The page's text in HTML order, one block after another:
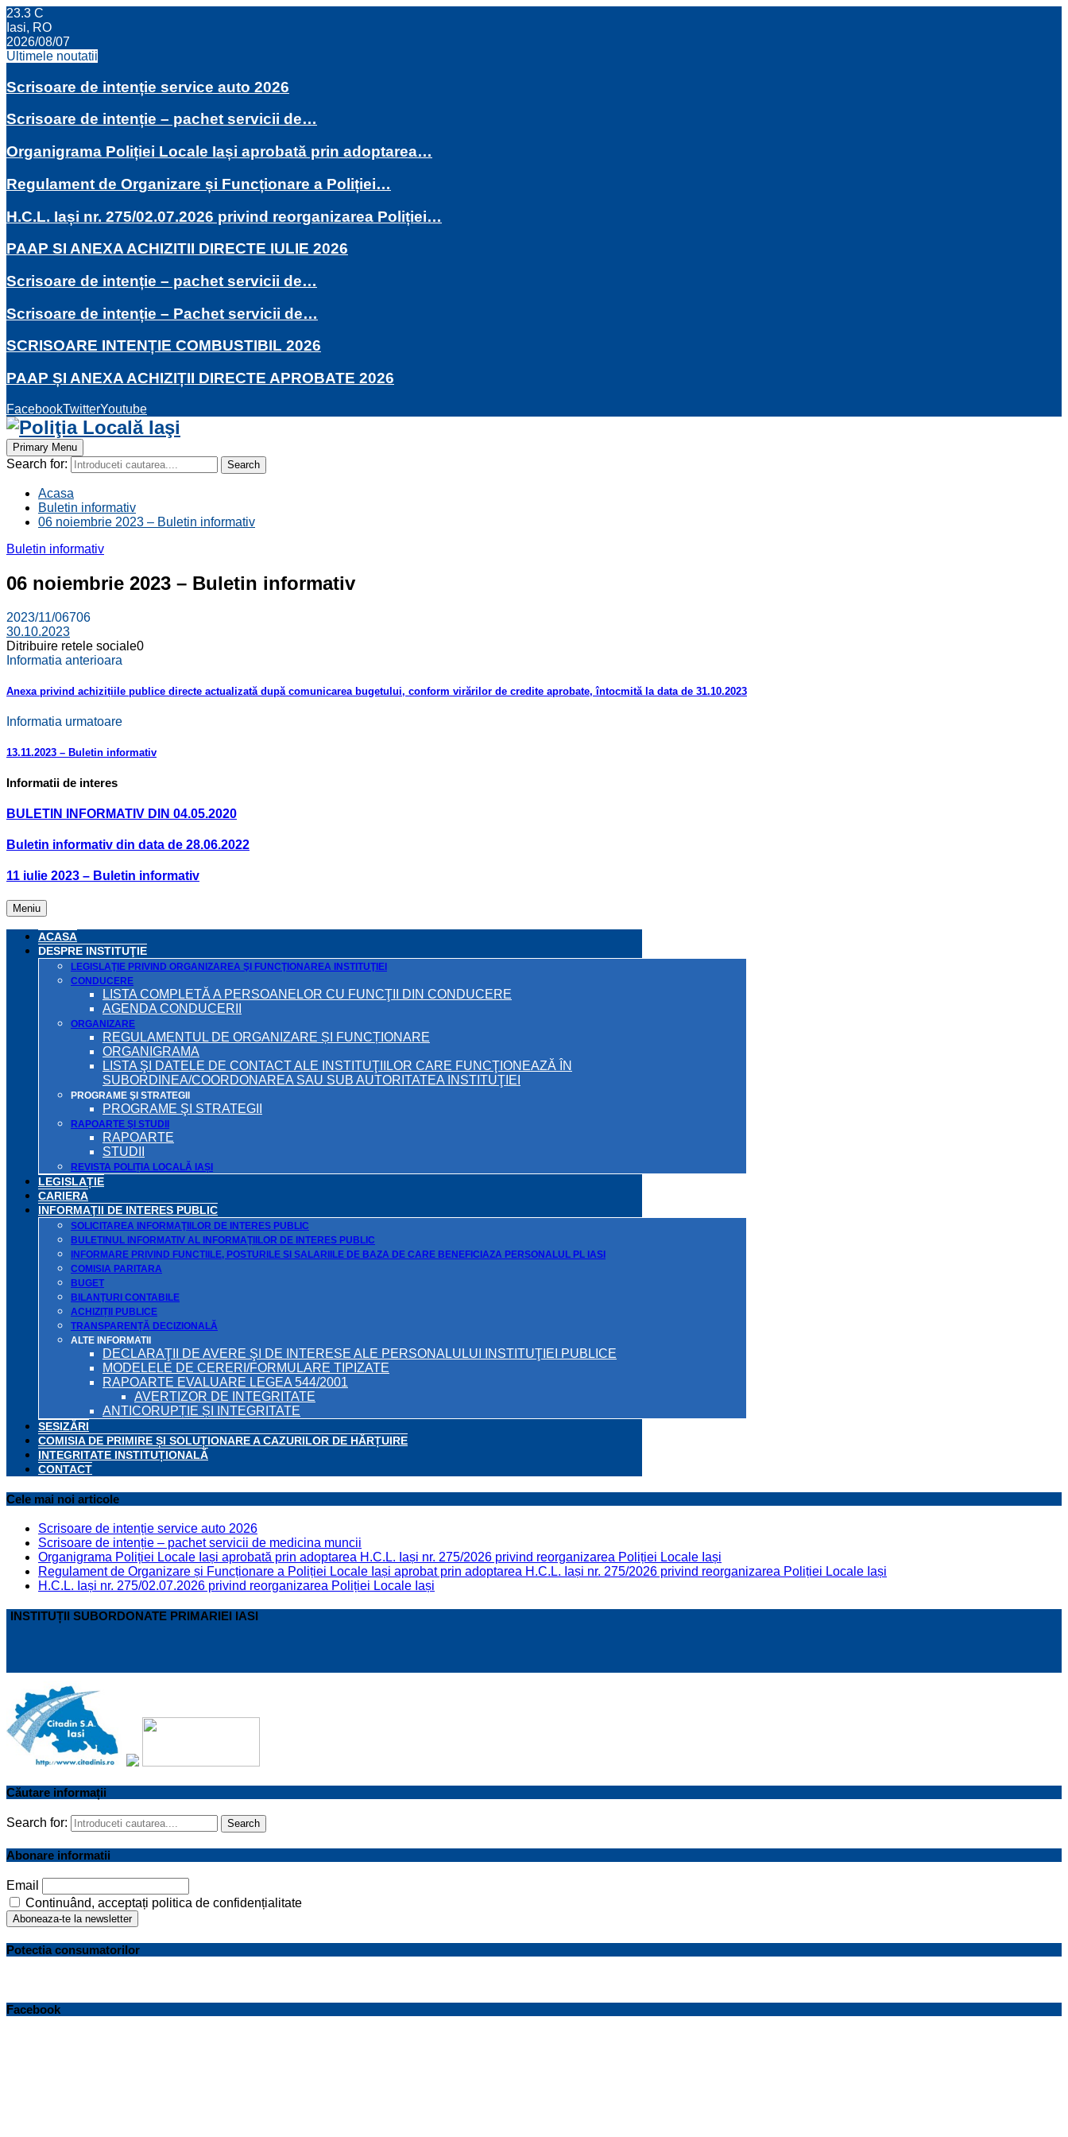
23.3 C
Iasi, RO
2026/08/07
Ultimele noutatii
Scrisoare de intenție service auto 2026
Scrisoare de intenție – pachet servicii de…
Organigrama Poliției Locale Iași aprobată prin adoptarea…
Regulament de Organizare și Funcționare a Poliției…
H.C.L. Iași nr. 275/02.07.2026 privind reorganizarea Poliției…
PAAP SI ANEXA ACHIZITII DIRECTE IULIE 2026
Scrisoare de intenție – pachet servicii de…
Scrisoare de intenție – Pachet servicii de…
SCRISOARE INTENȚIE COMBUSTIBIL 2026
PAAP ȘI ANEXA ACHIZIȚII DIRECTE APROBATE 2026
FacebookTwitterYoutube
Primary Menu
Search for: Search
Acasa
Buletin informativ
06 noiembrie 2023 – Buletin informativ
Buletin informativ
06 noiembrie 2023 – Buletin informativ
2023/11/06706
30.10.2023
Ditribuire retele sociale0
Informatia anterioara
Anexa privind achizițiile publice directe actualizată după comunicarea bugetului, conform virărilor de credite aprobate, întocmită la data de 31.10.2023
Informatia urmatoare
13.11.2023 – Buletin informativ
Informatii de interes
BULETIN INFORMATIV DIN 04.05.2020
Buletin informativ din data de 28.06.2022
11 iulie 2023 – Buletin informativ
Meniu
ACASA
DESPRE INSTITUŢIE
LEGISLAŢIE PRIVIND ORGANIZAREA ŞI FUNCŢIONAREA INSTITUŢIEI
CONDUCERE
LISTA COMPLETĂ A PERSOANELOR CU FUNCŢII DIN CONDUCERE
AGENDA CONDUCERII
ORGANIZARE
REGULAMENTUL DE ORGANIZARE ȘI FUNCȚIONARE
ORGANIGRAMA
LISTA ŞI DATELE DE CONTACT ALE INSTITUŢIILOR CARE FUNCŢIONEAZĂ ÎN
SUBORDINEA/COORDONAREA SAU SUB AUTORITATEA INSTITUŢIEI
PROGRAME ŞI STRATEGII
PROGRAME ŞI STRATEGII
RAPOARTE ŞI STUDII
RAPOARTE
STUDII
REVISTA POLIȚIA LOCALĂ IAȘI
LEGISLAȚIE
CARIERA
INFORMAŢII DE INTERES PUBLIC
SOLICITAREA INFORMAŢIILOR DE INTERES PUBLIC
BULETINUL INFORMATIV AL INFORMAŢIILOR DE INTERES PUBLIC
INFORMARE PRIVIND FUNCTIILE, POSTURILE SI SALARIILE DE BAZA DE CARE BENEFICIAZA PERSONALUL PL IASI
COMISIA PARITARA
BUGET
BILANŢURI CONTABILE
ACHIZIȚII PUBLICE
TRANSPARENȚĂ DECIZIONALĂ
ALTE INFORMATII
DECLARAŢII DE AVERE ŞI DE INTERESE ALE PERSONALULUI INSTITUŢIEI PUBLICE
MODELELE DE CERERI/FORMULARE TIPIZATE
RAPOARTE EVALUARE LEGEA 544/2001
AVERTIZOR DE INTEGRITATE
ANTICORUPȚIE ȘI INTEGRITATE
SESIZĂRI
COMISIA DE PRIMIRE ȘI SOLUȚIONARE A CAZURILOR DE HĂRȚUIRE
INTEGRITATE INSTITUȚIONALĂ
CONTACT
Cele mai noi articole
Scrisoare de intenție service auto 2026
Scrisoare de intenție – pachet servicii de medicina muncii
Organigrama Poliției Locale Iași aprobată prin adoptarea H.C.L. Iași nr. 275/2026 privind reorganizarea Poliției Locale Iași
Regulament de Organizare și Funcționare a Poliției Locale Iași aprobat prin adoptarea H.C.L. Iași nr. 275/2026 privind reorganizarea Poliției Locale Iași
H.C.L. Iași nr. 275/02.07.2026 privind reorganizarea Poliției Locale Iași
INSTITUȚII SUBORDONATE PRIMARIEI IASI
Căutare informații
Search for: Search
Abonare informatii
Email
Continuând, acceptați politica de confidențialitate
Potectia consumatorilor
Facebook